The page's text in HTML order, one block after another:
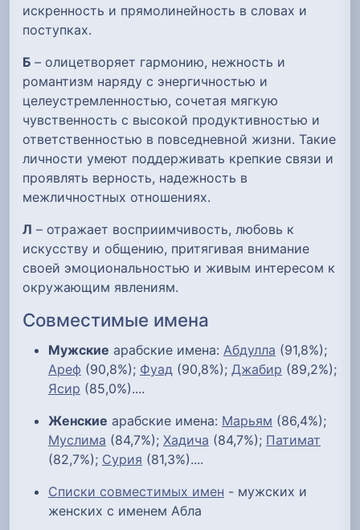
искренность и прямолинейность в словах и
поступках.
Б – олицетворяет гармонию, нежность и
романтизм наряду с энергичностью и
целеустремленностью, сочетая мягкую
чувственность с высокой продуктивностью и
ответственностью в повседневной жизни. Такие
личности умеют поддерживать крепкие связи и
проявлять верность, надежность в
межличностных отношениях.
Л – отражает восприимчивость, любовь к
искусству и общению, притягивая внимание
своей эмоциональностью и живым интересом к
окружающим явлениям.
Совместимые имена
Мужские арабские имена: Абдулла (91,8%);
Ареф (90,8%); Фуад (90,8%); Джабир (89,2%);
Ясир (85,0%)....
Женские арабские имена: Марьям (86,4%);
Муслима (84,7%); Хадича (84,7%); Патимат
(82,7%); Сурия (81,3%)....
Списки совместимых имен - мужских и
женских с именем Абла